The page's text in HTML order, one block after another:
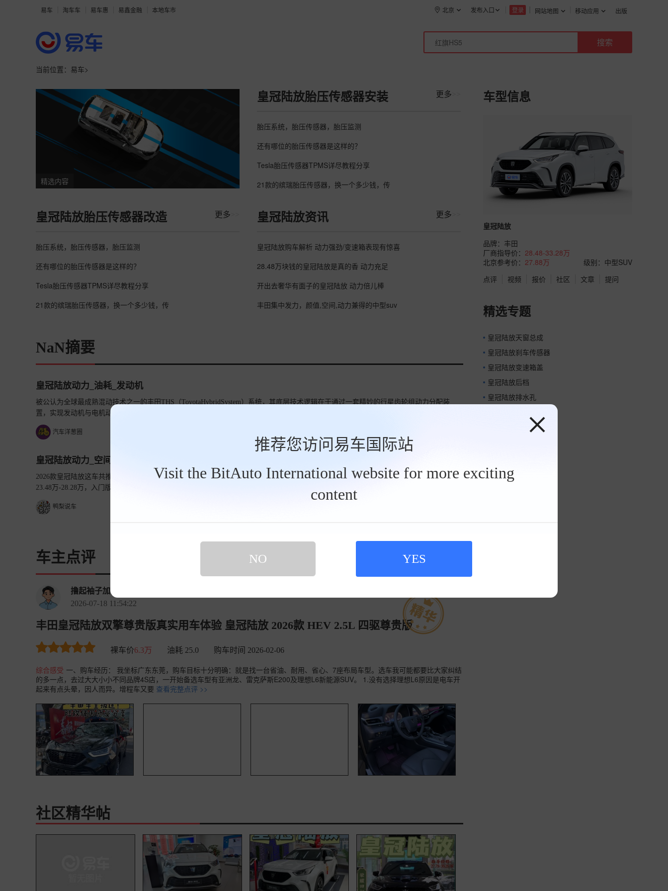
易车 淘车车 易车惠 易鑫金融 本地车市 网站地图 移动应用 出版
登录
发布入口
北京
推荐您访问易车国际站
Visit the BitAuto International website for more exciting
content
NO YES
当前位置： 易车>
精选内容
皇冠陆放胎压传感器安装 更多
胎压系统，胎压传感器，胎压监测
还有哪位的胎压传感器是这样的？
Tesla胎压传感器TPMS详尽教程分享
21款的缤瑞胎压传感器，换一个多少钱，传
皇冠陆放胎压传感器改造 更多
胎压系统，胎压传感器，胎压监测
还有哪位的胎压传感器是这样的？
Tesla胎压传感器TPMS详尽教程分享
21款的缤瑞胎压传感器，换一个多少钱，传
皇冠陆放资讯 更多
皇冠陆放购车解析 动力强劲/变速箱表现有惊喜
28.48万块钱的皇冠陆放是真的香 动力充足
开出去奢华有面子的皇冠陆放 动力倍儿棒
丰田集中发力，颜值,空间,动力兼得的中型suv
NaN摘要
皇冠陆放动力_油耗_发动机
被公认为全球最成熟混动技术之一的丰田THS（ToyotaHybridSystem）系统，其底层技术逻辑在于通过一套精妙的行星齿轮组动力分配装
置，实现发动机与电机动力输出的高效、平顺协同。这种无需驾驶者人为干预的驱动模式，成功打破了内燃机“动力提升必伴随油耗增加”的
物理悖论。
汽车洋葱圈
皇冠陆放动力_空间_内饰
2026款皇冠陆放这车共推出6款车型，提供2.0T燃油和2.5L智能电混双擎两大动力，官方指导价28.48万-33.28万，目前终端优惠后售价大概在
23.48万-28.28万，入门版的双擎2.5L两驱豪华版优惠完也就25左右就能落地。
鸭梨说车
车主点评
撸起袖子加油干丨
2026-07-18 11:54:22
丰田皇冠陆放双擎尊贵版真实用车体验 皇冠陆放 2026款 HEV 2.5L 四驱尊贵版
裸车价6.3万 油耗 25.0 购车时间 2026-02-06
综合感受 一、购车经历： 我坐标广东东莞，购车目标十分明确：就是找一台省油、耐用、省心、7座布局车型。选车我可能都要比大家纠结
的多一点，去过大大小小不同品牌4S店，一开始备选车型有亚洲龙、雷克萨斯E200及理想L6新能源SUV。 1.没有选择理想L6原因是电车开
起来有点头晕，因人而异。增程车又要 查看完整点评 >>
社区精华帖
车型信息
皇冠陆放
品牌： 丰田
厂商指导价： 28.48-33.28万
北京参考价： 27.88万
级别：中型SUV
点评
视频 报价 社区 文章 提问
精选专题
皇冠陆放天窗总成
皇冠陆放刹车传感器
皇冠陆放变速箱盖
皇冠陆放后档
皇冠陆放排水孔
皇冠陆放点火钥匙